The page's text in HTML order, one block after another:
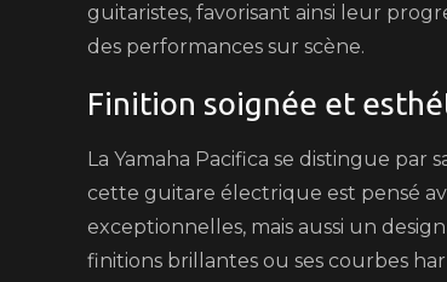
guitaristes, favorisant ainsi leur
des performances sur scène.
Finition soignée et
La Yamaha Pacifica se distingue
cette guitare électrique est pensé
exceptionnelles, mais aussi un
finitions brillantes ou ses courbes